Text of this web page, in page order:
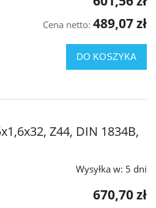
Cena netto: 489,07 zł
DO KOSZYKA
Z44, DIN 1834B,
Wysyłka w: 5 dni
670,70 zł